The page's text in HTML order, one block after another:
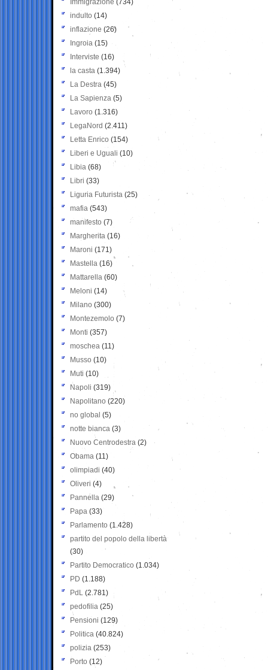
Immigrazione (734)
indulto (14)
inflazione (26)
Ingroia (15)
Interviste (16)
la casta (1.394)
La Destra (45)
La Sapienza (5)
Lavoro (1.316)
LegaNord (2.411)
Letta Enrico (154)
Liberi e Uguali (10)
Libia (68)
Libri (33)
Liguria Futurista (25)
mafia (543)
manifesto (7)
Margherita (16)
Maroni (171)
Mastella (16)
Mattarella (60)
Meloni (14)
Milano (300)
Montezemolo (7)
Monti (357)
moschea (11)
Musso (10)
Muti (10)
Napoli (319)
Napolitano (220)
no global (5)
notte bianca (3)
Nuovo Centrodestra (2)
Obama (11)
olimpiadi (40)
Oliveri (4)
Pannella (29)
Papa (33)
Parlamento (1.428)
partito del popolo della libertà
(30)
Partito Democratico (1.034)
PD (1.188)
PdL (2.781)
pedofilia (25)
Pensioni (129)
Politica (40.824)
polizia (253)
Porto (12)